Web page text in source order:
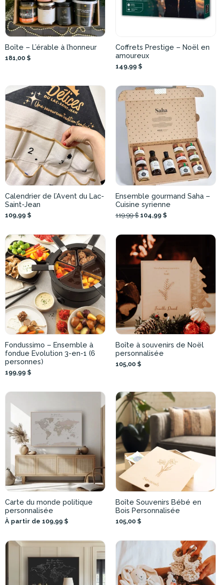
Boîte – L’érable à l’honneur
181,00 $
Coffrets Prestige – Noël en
amoureux
149,99 $
Calendrier de l’Avent du Lac-
Saint-Jean
109,99 $
Ensemble gourmand Saha –
Cuisine syrienne
119,99 $ 104,99 $
Fondussimo – Ensemble à
fondue Evolution 3-en-1 (6
personnes)
199,99 $
Boîte à souvenirs de Noël
personnalisée
105,00 $
Carte du monde politique
personnalisée
À partir de 109,99 $
Boîte Souvenirs Bébé en
Bois Personnalisée
105,00 $